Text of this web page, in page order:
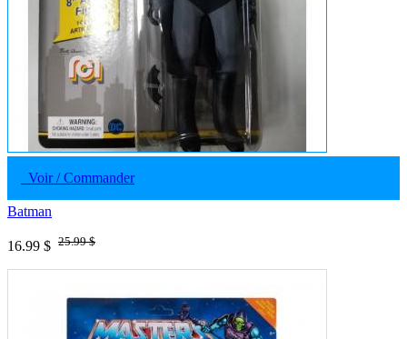
Voir / Commander
Batman
16.99 $ 25.99 $